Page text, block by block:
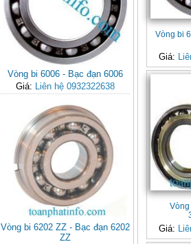
Vòng bi 6006 - Bạc đạn 6006
Giá:
Liên hệ 0932322638
Vòng bi 6202 ZZ - Bạc đạn 6202
ZZ
Vòng bi
Giá:
Vòng
Giá: